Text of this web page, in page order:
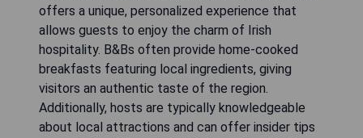
offers a unique, personalized experience that
allows guests to enjoy the charm of Irish
hospitality. B&Bs often provide home-cooked
breakfasts featuring local ingredients, giving
visitors an authentic taste of the region.
Additionally, hosts are typically knowledgeable
about local attractions and can offer insider tips